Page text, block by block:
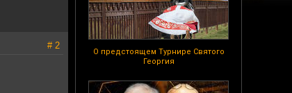
О предстоящем Турнире Святого
Георгия
# 2